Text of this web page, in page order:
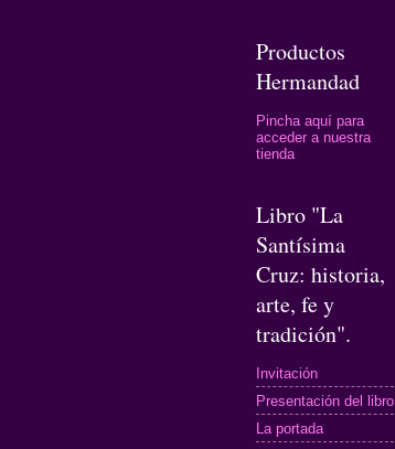
Productos
Hermandad
Pincha aquí para
acceder a nuestra
tienda
Libro "La
Santísima
Cruz: historia,
arte, fe y
tradición".
Invitación
Presentación del libro
La portada